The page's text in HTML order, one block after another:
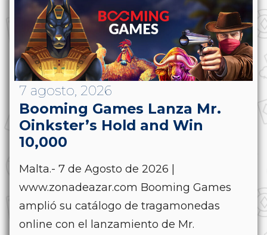
7 agosto, 2026
Booming Games Lanza Mr.
Oinkster’s Hold and Win
10,000
Malta.- 7 de Agosto de 2026 |
www.zonadeazar.com Booming Games
amplió su catálogo de tragamonedas
online con el lanzamiento de Mr.